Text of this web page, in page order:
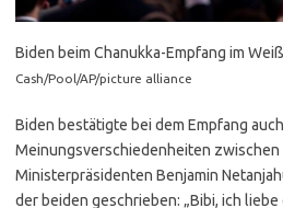
Biden beim Chanukka-Empfang im
Cash/Pool/AP/picture alliance
Biden bestätigte bei dem Empfang
Meinungsverschiedenheiten zwischen
Ministerpräsidenten Benjamin
der beiden geschrieben: „Bibi, ich